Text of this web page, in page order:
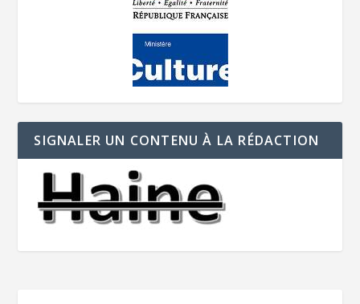
SIGNALER UN CONTENU À LA RÉDACTION